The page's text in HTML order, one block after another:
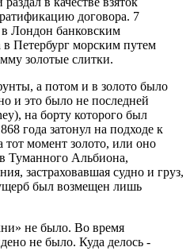
договора. 7
Лондон банковским
Петербург морским путем
золотые слитки.
а потом и в золото было
и это было не последней
на борту которого был
года затонул на подходе к
момент золото, или оно
Туманного Альбиона,
застраховавшая судно и груз,
был возмещен лишь
не было. Во время
не было. Куда делось -